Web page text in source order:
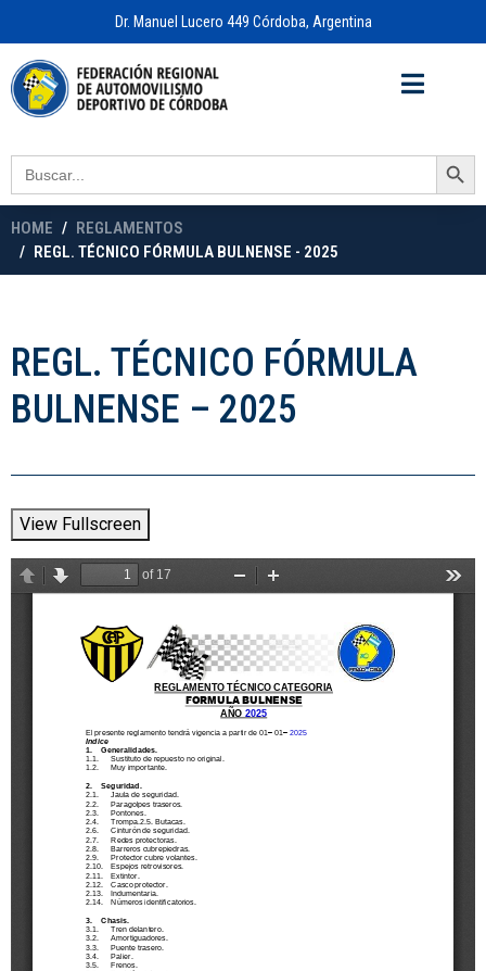
Dr. Manuel Lucero 449 Córdoba, Argentina
Search
for:
Search Button
HOME
REGLAMENTOS
REGL. TÉCNICO FÓRMULA BULNENSE - 2025
REGL. TÉCNICO FÓRMULA
BULNENSE – 2025
View Fullscreen